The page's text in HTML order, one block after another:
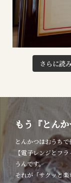
さらに読
もう『とん
とんかつはおうち
【電子レンジとフ
うんです。
それが「サクッと